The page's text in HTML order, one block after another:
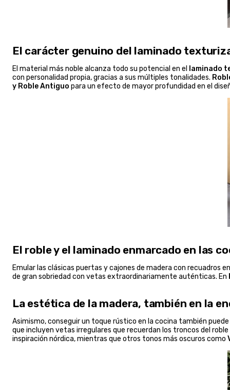
El carácter genuino del laminado
El material más noble alcanza todo su potencial en el
laminado
con personalidad propia, gracias a sus múltiples tonalidades.
y Roble Antiguo para un efecto de mayor profundidad en el
El roble y el laminado enmarcado en las
Emular las clásicas puertas y cajones de madera con recuadros
de gran sobriedad con vetas extraordinariamente auténticas. En
La estética de la madera, también en la
Asimismo, conseguir un toque rústico en la cocina también
que incluyen vetas irregulares que recuerdan los troncos del
inspiración nórdica, mientras que otros tonos más oscuros como